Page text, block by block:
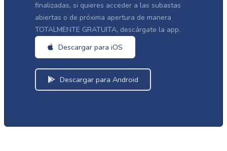
finalizadas, si quieres acceder a las subastas
abiertas o de próxima apertura de manera
TOTALMENTE GRATUITA, descárgate la app.
Descargar para iOS
Descargar para Android